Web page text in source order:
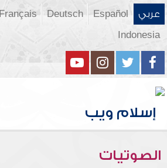
عربي Español
Deutsch
Français
Indonesia
الصوتيات